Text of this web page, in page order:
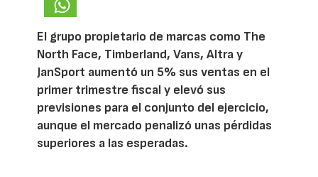
El grupo propietario de marcas como The
North Face, Timberland, Vans, Altra y
JanSport aumentó un 5% sus ventas en el
primer trimestre fiscal y elevó sus
previsiones para el conjunto del ejercicio,
aunque el mercado penalizó unas pérdidas
superiores a las esperadas.